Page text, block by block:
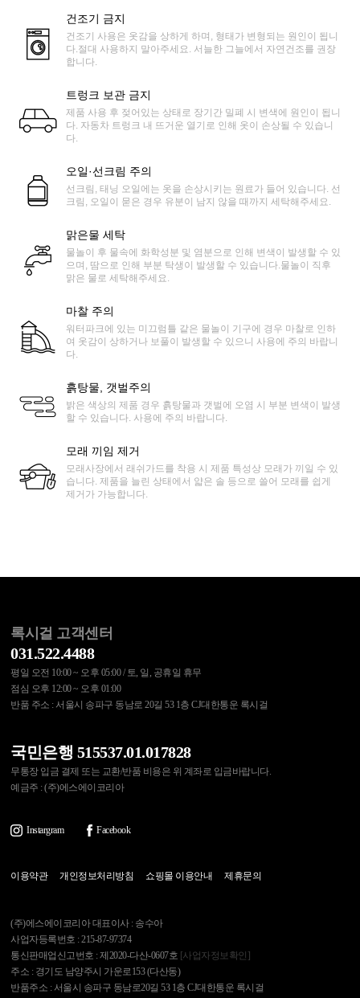
건조기 금지
건조기 사용은 옷감을 상하게 하며, 형태가 변형되는 원인이 됩니
다.절대 사용하지 말아주세요. 서늘한 그늘에서 자연건조를 권장
합니다.
트렁크 보관 금지
제품 사용 후 젖어있는 상태로 장기간 밀폐 시 변색에 원인이 됩니
다. 자동차 트렁크 내 뜨거운 열기로 인해 옷이 손상될 수 있습니
다.
오일·선크림 주의
선크림, 태닝 오일에는 옷을 손상시키는 원료가 들어 있습니다. 선
크림, 오일이 묻은 경우 유분이 남지 않을 때까지 세탁해주세요.
맑은물 세탁
물놀이 후 물속에 화학성분 및 염분으로 인해 변색이 발생할 수 있
으며, 땀으로 인해 부분 탁생이 발생할 수 있습니다.물놀이 직후
맑은 물로 세탁해주세요.
마찰 주의
워터파크에 있는 미끄럼틀 같은 물놀이 기구에 경우 마찰로 인하
여 옷감이 상하거나 보풀이 발생할 수 있으니 사용에 주의 바랍니
다.
흙탕물, 갯벌주의
밝은 색상의 제품 경우 흙탕물과 갯벌에 오염 시 부분 변색이 발생
할 수 있습니다. 사용에 주의 바랍니다.
모래 끼임 제거
모래사장에서 래쉬가드를 착용 시 제품 특성상 모래가 끼일 수 있
습니다. 제품을 늘린 상태에서 얇은 솔 등으로 쓸어 모래를 쉽게
제거가 가능합니다.
록시걸 고객센터
031.522.4488
평일 오전 10:00 ~ 오후 05:00 / 토, 일, 공휴일 휴무
점심 오후 12:00 ~ 오후 01:00
반품 주소 : 서울시 송파구 동남로 20길 53 1층 CJ대한통운 록시걸
국민은행 515537.01.017828
무통장 입금 결제 또는 교환/반품 비용은 위 계좌로 입금바랍니다.
예금주 : (주)에스에이코리아
Instargram Facebook
이용약관 개인정보처리방침 쇼핑몰 이용안내 제휴문의
(주)에스에이코리아 대표이사 : 송수아
사업자등록번호 : 215-87-97374
통신판매업신고번호 : 제2020-다산-0607호 [사업자정보확인]
주소 : 경기도 남양주시 가운로153 (다산동)
반품주소 : 서울시 송파구 동남로20길 53 1층 CJ대한통운 록시걸